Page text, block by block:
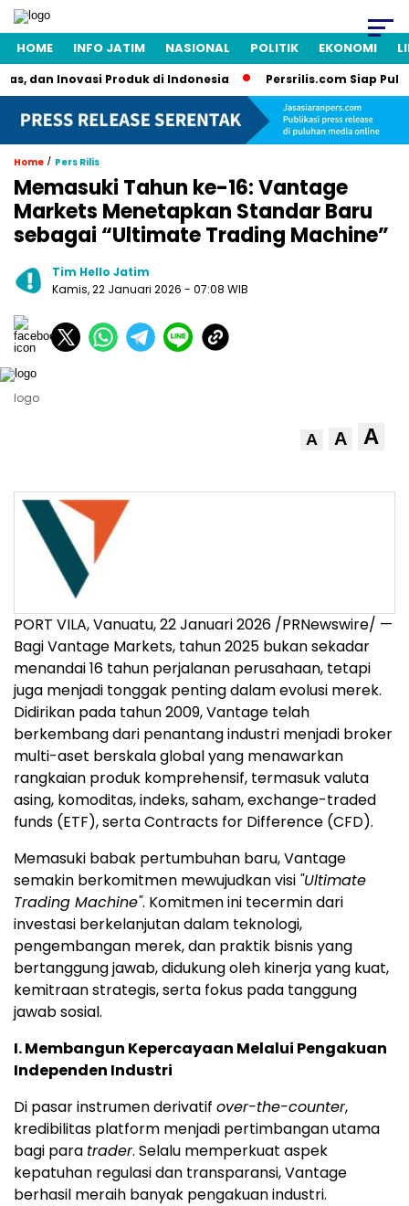
HOME INFO JATIM NASIONAL POLITIK EKONOMI
dan Inovasi Produk di Indonesia Persrilis.com Siap
Home / Pers Rilis
Memasuki Tahun ke-16: Vantage
Markets Menetapkan Standar Baru
sebagai “Ultimate Trading Machine”
Tim Hello Jatim
Kamis, 22 Januari 2026 - 07:08 WIB
logo
A A A
PORT VILA, Vanuatu, 22 Januari 2026 /PRNewswire/ —
Bagi Vantage Markets, tahun 2025 bukan sekadar
menandai 16 tahun perjalanan perusahaan, tetapi
juga menjadi tonggak penting dalam evolusi merek.
Didirikan pada tahun 2009, Vantage telah
berkembang dari penantang industri menjadi broker
multi-aset berskala global yang menawarkan
rangkaian produk komprehensif, termasuk valuta
asing, komoditas, indeks, saham, exchange-traded
funds (ETF), serta Contracts for Difference (CFD).
Memasuki babak pertumbuhan baru, Vantage
semakin berkomitmen mewujudkan visi "Ultimate
Trading Machine". Komitmen ini tecermin dari
investasi berkelanjutan dalam teknologi,
pengembangan merek, dan praktik bisnis yang
bertanggung jawab, didukung oleh kinerja yang kuat,
kemitraan strategis, serta fokus pada tanggung
jawab sosial.
I. Membangun Kepercayaan Melalui Pengakuan
Independen Industri
Di pasar instrumen derivatif over-the-counter,
kredibilitas platform menjadi pertimbangan utama
bagi para trader. Selalu memperkuat aspek
kepatuhan regulasi dan transparansi, Vantage
berhasil meraih banyak pengakuan industri.